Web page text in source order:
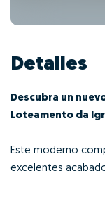
Detalles
Descubra un
Loteamento da
Este moderno
excelentes